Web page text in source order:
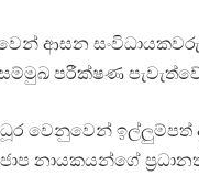
ආසන
පරීක්ෂණ
ධූර වෙනුවෙන්
නායකයන්ගේ